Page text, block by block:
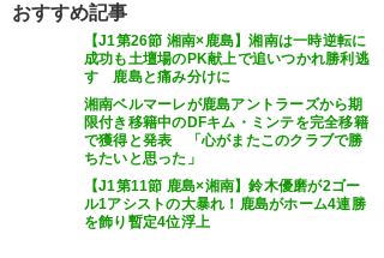
— クク＠鹿島とともに磐田戦行
きたい (lily_AzAz)2016, 8月 20
勝った…けど勝った気がしない
(´-ω-｀) #antlers #カシマ
ゆーま、倒れたときにがっつり
ボール抱え込んでたんだが
#antlers
— たむ (tamtam_twtr)2016, 8
おすすめ記事
【J1第26節 湘南×鹿島】湘南は一時逆転に
成功も土壇場のPK献上で追いつかれ勝利逃
す 鹿島と痛み分けに
湘南ベルマーレが鹿島アントラーズから期
限付き移籍中のDFキム・ミンテを完全移籍
で獲得と発表 「心がまたこのクラブで勝
ちたいと思った」
【J1第11節 鹿島×湘南】鈴木優磨が2ゴー
ル1アシストの大暴れ！鹿島がホーム4連勝
を飾り暫定4位浮上